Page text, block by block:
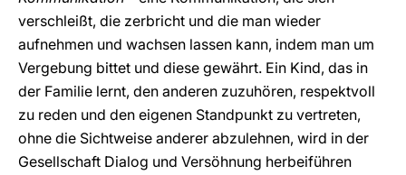
verschleißt, die zerbricht und die man wieder
aufnehmen und wachsen lassen kann, indem man um
Vergebung bittet und diese gewährt. Ein Kind, das in
der Familie lernt, den anderen zuzuhören, respektvoll
zu reden und den eigenen Standpunkt zu vertreten,
ohne die Sichtweise anderer abzulehnen, wird in der
Gesellschaft Dialog und Versöhnung herbeiführen